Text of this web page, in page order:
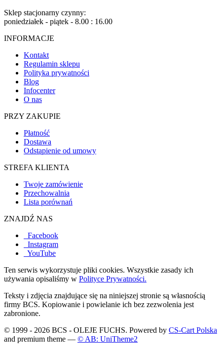
Sklep stacjonarny czynny:
poniedziałek - piątek - 8.00 : 16.00
INFORMACJE
Kontakt
Regulamin sklepu
Polityka prywatności
Blog
Infocenter
O nas
PRZY ZAKUPIE
Płatność
Dostawa
Odstąpienie od umowy
STREFA KLIENTA
Twoje zamówienie
Przechowalnia
Lista porównań
ZNAJDŹ NAS
Facebook
Instagram
YouTube
Ten serwis wykorzystuje pliki cookies. Wszystkie zasady ich
używania opisaliśmy w Polityce Prywatności.
Teksty i zdjęcia znajdujące się na niniejszej stronie są własnością
firmy BCS. Kopiowanie i powielanie ich bez zezwolenia jest
zabronione.
© 1999 - 2026 BCS - OLEJE FUCHS. Powered by CS-Cart Polska
and premium theme — © AB: UniTheme2